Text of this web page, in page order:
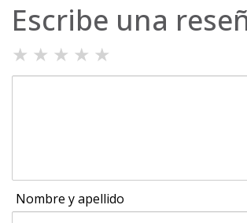
Escribe una
★ ★ ★ ★ ★
Nombre y apellido